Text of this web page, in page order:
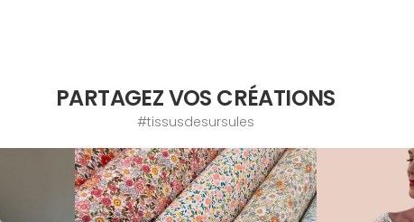
PARTAGEZ VOS CRÉATIONS
#tissusdesursules